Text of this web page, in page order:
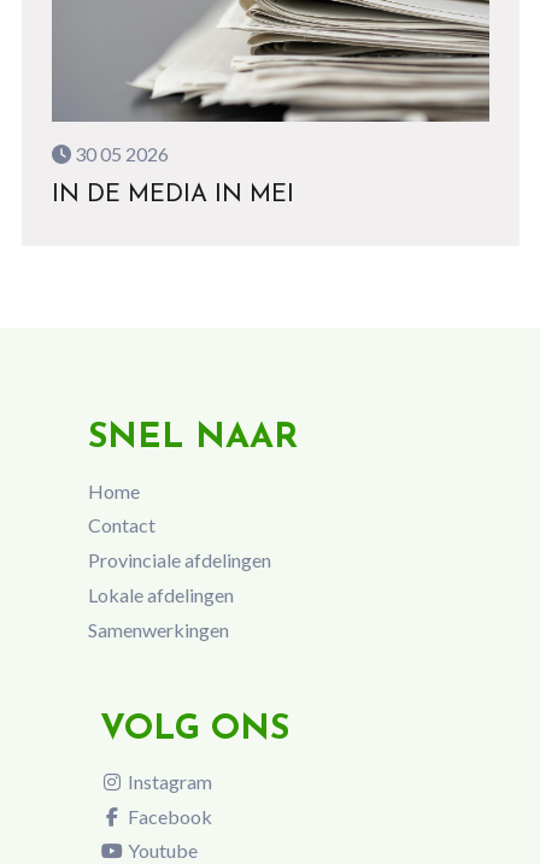
30 05 2026
IN DE MEDIA IN MEI
SNEL NAAR
Home
Contact
Provinciale afdelingen
Lokale afdelingen
Samenwerkingen
VOLG ONS
Instagram
Facebook
Youtube